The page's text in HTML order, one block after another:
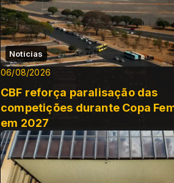
Noticias
06/08/2026
CBF reforça paralisação das
competições durante Copa
em 2027